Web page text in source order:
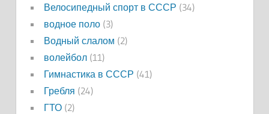
Велосипедный спорт в СССР (34)
водное поло(3)
Водный слалом (2)
волейбол(11)
Гимнастика в СССР (41)
Гребля (24)
ГТО(2)